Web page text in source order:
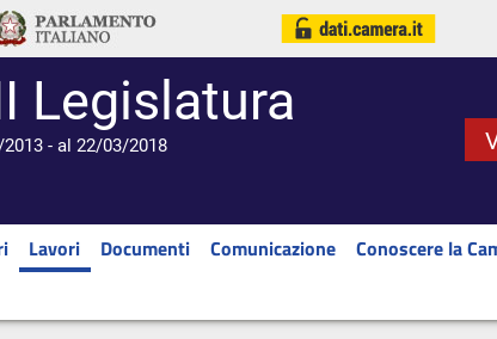
Legislatura
- al 22/03/2018
Lavori Documenti Comunicazione Conoscere la